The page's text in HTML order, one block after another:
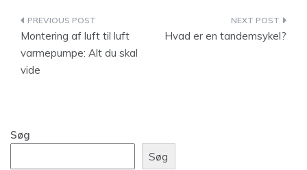
Indlægsnavigation
Montering af luft til luft
varmepumpe: Alt du skal
vide
Hvad er en tandemsykel?
Søg
Søg